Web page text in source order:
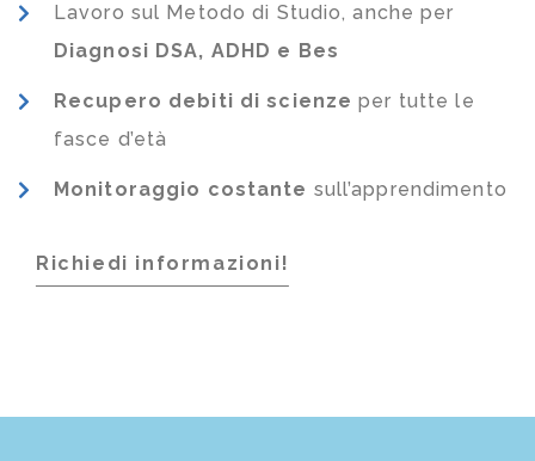
Lavoro sul Metodo di Studio, anche per
Diagnosi DSA, ADHD e Bes
Recupero debiti di scienze per tutte le
fasce d’età
Monitoraggio costante sull’apprendimento
Richiedi informazioni!